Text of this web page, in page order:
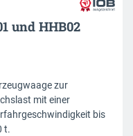
und HHB02
zur
mit einer
bis
t.